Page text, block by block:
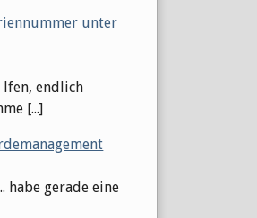
unter
lfen, endlich
[...]
habe gerade eine